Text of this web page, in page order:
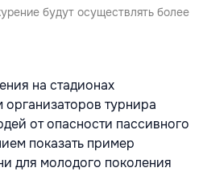
будут осуществлять более
на стадионах
турнира
от опасности пассивного
показать пример
для молодого поколения